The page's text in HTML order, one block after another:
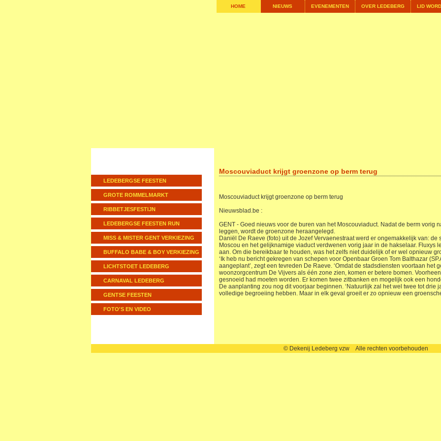
HOME NIEUWS EVENEMENTEN OVER LEDEBERG LID
Moscouviaduct krijgt groenzone op berm terug
Moscouviaduct krijgt groenzone op berm terug
Nieuwsblad.be :
GENT - Goed nieuws voor de buren van het Moscouviaduct. Nadat de berm vorig
leggen, wordt de groenzone heraangelegd.
Da­niël De Raeve (foto) uit de Jozef Vervaenestraat werd er on­ge­mak­ke­lijk van: de
Moscou en het gelijknamige viaduct verdwenen vorig jaar in de hakselaar. Fluxys
aan. Om die bereikbaar te houden, was het zelfs niet duidelijk of er wel opnieuw
‘Ik heb nu bericht gekregen van schepen voor Openbaar Groen Tom Balthazar
aangeplant’, zegt een tevreden De Raeve. ‘Omdat de stadsdiensten voortaan het
woonzorgcentrum De Vijvers als één zone zien, komen er betere bomen.
gesnoeid had moeten worden. Er komen twee zitbanken en mogelijk ook een
De aanplanting zou nog dit voorjaar beginnen. ‘Natuurlijk zal het wel twee tot drie
volledige begroeiing hebben. Maar in elk geval groeit er zo opnieuw een
LEDEBERGSE FEESTEN
GROTE ROMMELMARKT
RIBBETJESFESTIJN
LEDEBERGSE FEESTEN RUN
MISS & MISTER GENT VERKIEZING
BUFFALO BABE & BOY VERKIEZING
LICHTSTOET LEDEBERG
CARNAVAL LEDEBERG
GENTSE FEESTEN
FOTO'S EN VIDEO
© Dekenij Ledeberg vzw Alle rechten voorbehouden